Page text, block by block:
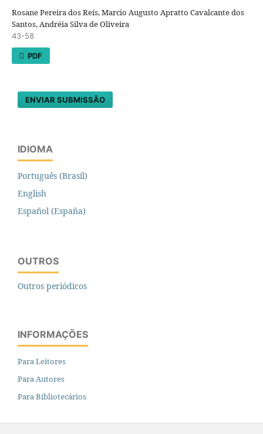
Rosane Pereira dos Reis, Marcio Augusto Apratto Cavalcante dos
Santos, Andréia Silva de Oliveira
43-58
PDF
ENVIAR SUBMISSÃO
IDIOMA
Português (Brasil)
English
Español (España)
OUTROS
Outros periódicos
INFORMAÇÕES
Para Leitores
Para Autores
Para Bibliotecários